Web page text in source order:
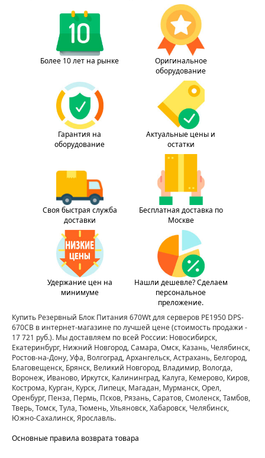
Более 10 лет на рынке
Оригинальное
оборудование
Гарантия на
оборудование
Актуальные цены и
остатки
Своя быстрая служба
доставки
Бесплатная доставка по
Москве
Удержание цен на
минимуме
Нашли дешевле? Сделаем
персональное
преложение.
Купить Резервный Блок Питания 670Wt для серверов PE1950 DPS-
670CB в интернет-магазине по лучшей цене(стоимость продажи -
17 721 руб.). Мы доставляем по всей России: Новосибирск,
Екатеринбург, Нижний Новгород, Самара, Омск, Казань, Челябинск,
Ростов-на-Дону, Уфа, Волгоград, Архангельск, Астрахань, Белгород,
Благовещенск, Брянск, Великий Новгород, Владимир, Вологда,
Воронеж, Иваново, Иркутск, Калининград, Калуга, Кемерово, Киров,
Кострома, Курган, Курск, Липецк, Магадан, Мурманск, Орел,
Оренбург, Пенза, Пермь, Псков, Рязань, Саратов, Смоленск, Тамбов,
Тверь, Томск, Тула, Тюмень, Ульяновск, Хабаровск, Челябинск,
Южно-Сахалинск, Ярославль.
Основные правила возврата товара